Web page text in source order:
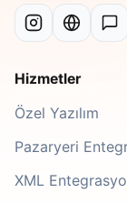
Hizmetler
Özel Yazılım
Pazaryeri
XML